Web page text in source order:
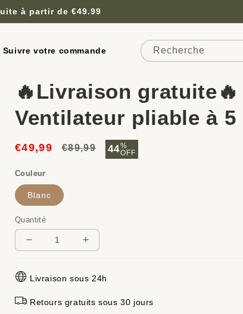
à partir de €49.99
Suivre votre commande Recherche
🔥Livraison gratuite🔥
Ventilateur pliable à 5
€49,99
Prix
€89,99
Prix
44%
OFF
Couleur
Blanc
Quantité
Réduire
de
Livraison
Augmenter
de
Livraison
Livraison sous 24h
Retours gratuits sous 30 jours